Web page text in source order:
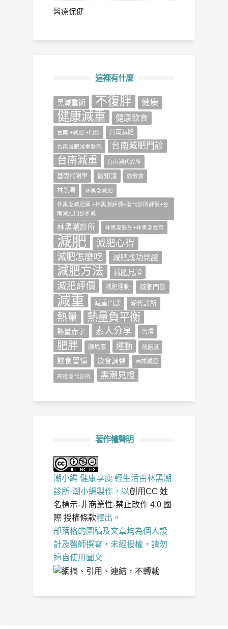
醫療保健
這裡有什麼
‎黑減重術‬ 不復胖 健康
健康減重 健康飲食
台南 +減肥 +門診 台南減肥
台南減肥減重醫院 台南減肥門診
台南減重 台南潮代診所
基礎代謝率 微知識 微飲食
林黑潮 林黑潮減肥
林黑潮減肥藥 +林黑潮評價+潮代診所評價+台
南減肥門診推薦
林黑潮診所 林黑潮醫生+林黑潮費用
減肥
減肥心得
減肥怎麼吃
減肥成功見證
減肥方法 減肥見證
減肥評價 減肥運動 減肥門診
減重 減重門診 潮代診所
熱量 熱量負平衡
熱量赤字 素人分享 習慣
肥胖 胰島素 運動 飢餓感
飲食習慣 飲食調整 高雄減肥
高雄潮代診所 黑潮見證
著作權聲明
潮小編 健康享瘦 輕生活由林黑潮
診所-潮小編製作，以創用CC 姓
名標示-非商業性-禁止改作 4.0 國
際 授權條款釋出。
部落格的圖稿及文章均為個人設
計及醫師撰寫，未經授權，請勿
擅自使用圖文